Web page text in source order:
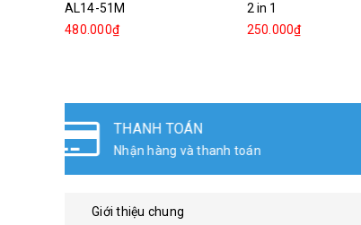
AL14-51M
480.000₫
2 in 1
250.000₫
ĐỔI TRẢ HÀNG
Đổi sản phẩm lên đến 30 ngày
Giới thiệu chung